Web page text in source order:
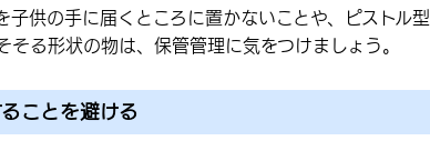
子供の手に届くところに置かないことや、ピストル型
そる形状の物は、保管管理に気をつけましょう。
ことを避ける